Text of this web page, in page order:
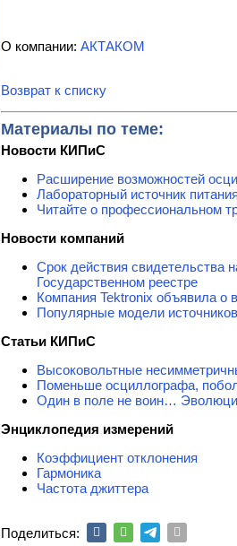
О компании: АКТАКОМ
Возврат к списку
Материалы по теме:
Новости КИПиС
Расширение возможностей
Лабораторный источник
Читайте о профессиональном
Новости компаний
Срок действия свидетельства
Государственном реестре
Компания Tektronix объявила о
Популярные модели
Статьи КИПиС
Высоковольтные
Поменьше осциллографа,
Один в поле не воин…
Энциклопедия измерений
Коэффициент отклонения
Гармоника
Частота джиттера
Поделиться: